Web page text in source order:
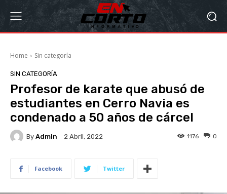
Home Sin categoría
SIN CATEGORÍA
Profesor de karate que abusó de
estudiantes en Cerro Navia es
condenado a 50 años de cárcel
By Admin 2 Abril, 2022 0
1176
Facebook Twitter